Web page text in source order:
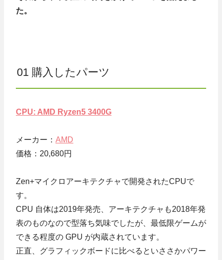
た。
01 購入したパーツ
CPU: AMD Ryzen5 3400G
メーカー： AMD
価格：20,680円
Zen+マイクロアーキテクチャで開発されたCPUで
す。
CPU 自体は2019年発売、アーキテクチャも2018年発
表のものなので型落ち気味でしたが、最低限ゲームが
できる程度の GPU が内蔵されています。
正直、グラフィックボードに比べるといささかパワー